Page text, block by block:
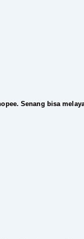
Senang bisa